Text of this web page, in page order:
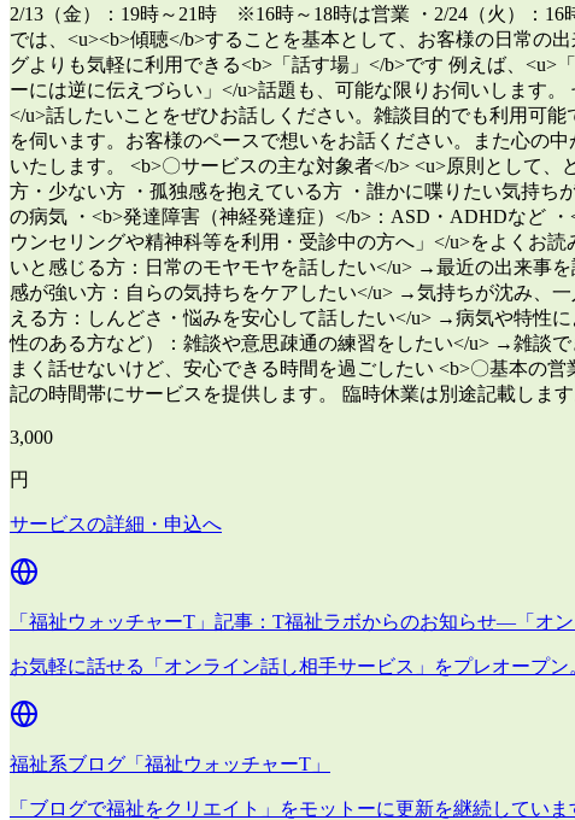
2/13（金）：19時～21時 ※16時～18時は営業 ・2/24（火）：
では、<u><b>傾聴</b>することを基本として、お客様の日常の
グよりも気軽に利用できる<b>「話す場」</b>です 例えば、
ーには逆に伝えづらい」</u>話題も、可能な限りお伺いします
</u>話したいことをぜひお話しください。雑談目的でも利用可
を伺います。お客様のペースで想いをお話ください。また心の
いたします。 <b>〇サービスの主な対象者</b> <u>原則として
方・少ない方 ・孤独感を抱えている方 ・誰かに喋りたい気持ち
の病気 ・<b>発達障害（神経発達症）</b>：ASD・ADHDなど
ウンセリングや精神科等を利用・受診中の方へ」</u>をよくお
いと感じる方：日常のモヤモヤを話したい</u> →最近の出来事
感が強い方：自らの気持ちをケアしたい</u> →気持ちが沈み、
える方：しんどさ・悩みを安心して話したい</u> →病気や特性
性のある方など）：雑談や意思疎通の練習をしたい</u> →雑談
まく話せないけど、安心できる時間を過ごしたい <b>〇基本の
記の時間帯にサービスを提供します。 臨時休業は別途記載しま
3,000
円
サービスの詳細・申込へ
「福祉ウォッチャーT」記事：T福祉ラボからのお知らせ―「オ
お気軽に話せる「オンライン話し相手サービス」をプレオープ
福祉系ブログ「福祉ウォッチャーT」
「ブログで福祉をクリエイト」をモットーに更新を継続してい